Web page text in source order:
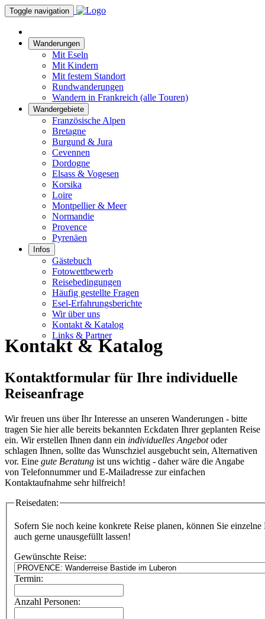
Toggle navigation
Wanderungen
Mit Eseln
Mit Kindern
Mit festem Standort
Rundwanderungen
Wandern in Frankreich (alle Touren)
Wandergebiete
Französische Alpen
Bretagne
Burgund & Jura
Cevennen
Dordogne
Elsass & Vogesen
Korsika
Loire
Montpellier & Meer
Normandie
Provence
Pyrenäen
Infos
Gästebuch
Fotowettbewerb
Reisebedingungen
Häufig gestellte Fragen
Esel-Erfahrungsberichte
Wir über uns
Kontakt & Katalog
Links & Partner
Kontakt & Katalog
Kontaktformular für Ihre individuelle
Reiseanfrage
Wir freuen uns über Ihr Interesse an unseren Wanderungen - bitte
tragen Sie hier alle bereits bekannten Eckdaten Ihrer geplanten Reise
ein. Wir erstellen Ihnen dann ein individuelles Angebotoder
schlagen Ihnen, sollte das Wunschziel ausgebucht sein, Alternativen
vor. Eine gute Beratung ist uns wichtig - daher wäre die Angabe
von Telefonnummer und E-Mailadresse zur einfachen
Kontaktaufnahme sehr hilfreich!
Reisedaten:
Sofern Sie noch keine konkrete Reise planen, können Sie einzelne
auch gerne unausgefüllt lassen!
Gewünschte Reise:
Termin:
Anzahl Personen: